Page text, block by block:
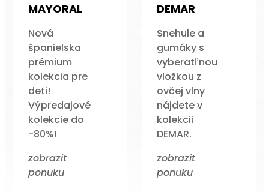
MAYORAL
Nová
španielska
prémium
kolekcia pre
deti!
Výpredajové
kolekcie do
-80%!
zobrazit
ponuku
DEMAR
Snehule a
gumáky s
vyberatľnou
vložkou z
ovčej vlny
nájdete v
kolekcii
DEMAR.
zobrazit
ponuku